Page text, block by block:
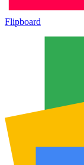
Flipboard